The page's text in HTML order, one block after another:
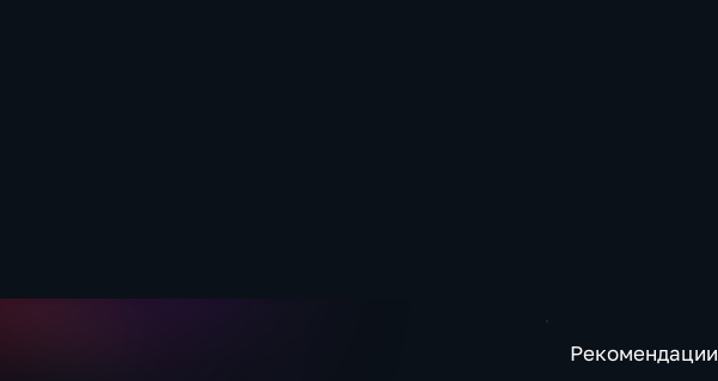
Рекомендации